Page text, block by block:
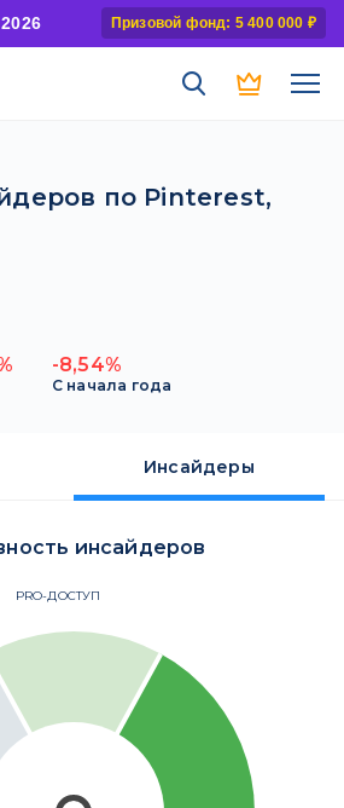
2026 Призовой фонд: 5 400 000 ₽
по Pinterest,
-8,54%
С начала года
Инсайдеры
инсайдеров
PRO-ДОСТУП